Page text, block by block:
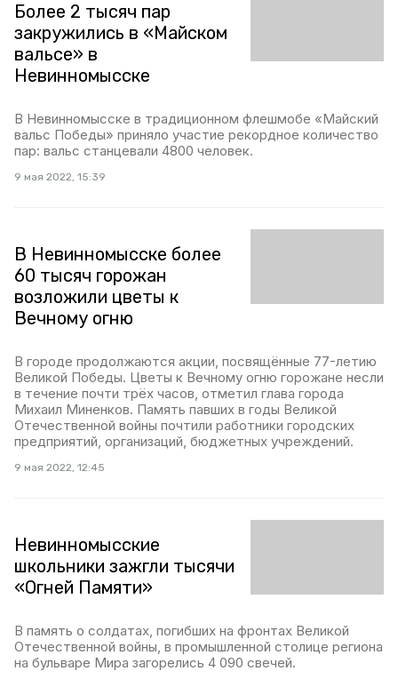
Более 2 тысяч пар
закружились в «Майском
вальсе» в
Невинномысске
В Невинномысске в традиционном флешмобе «Майский
вальс Победы» приняло участие рекордное количество
пар: вальс станцевали 4800 человек.
9 мая 2022, 15:39
В Невинномысске более
60 тысяч горожан
возложили цветы к
Вечному огню
В городе продолжаются акции, посвящённые 77-летию
Великой Победы. Цветы к Вечному огню горожане несли
в течение почти трёх часов, отметил глава города
Михаил Миненков. Память павших в годы Великой
Отечественной войны почтили работники городских
предприятий, организаций, бюджетных учреждений.
9 мая 2022, 12:45
Невинномысские
школьники зажгли тысячи
«Огней Памяти»
В память о солдатах, погибших на фронтах Великой
Отечественной войны, в промышленной столице региона
на бульваре Мира загорелись 4 090 свечей.